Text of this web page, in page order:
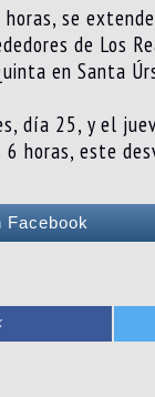
se
de Los
en Santa
día 25, y el
horas, este
Facebook